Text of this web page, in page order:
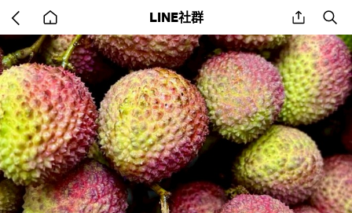
back
to
home
LINE社群 share